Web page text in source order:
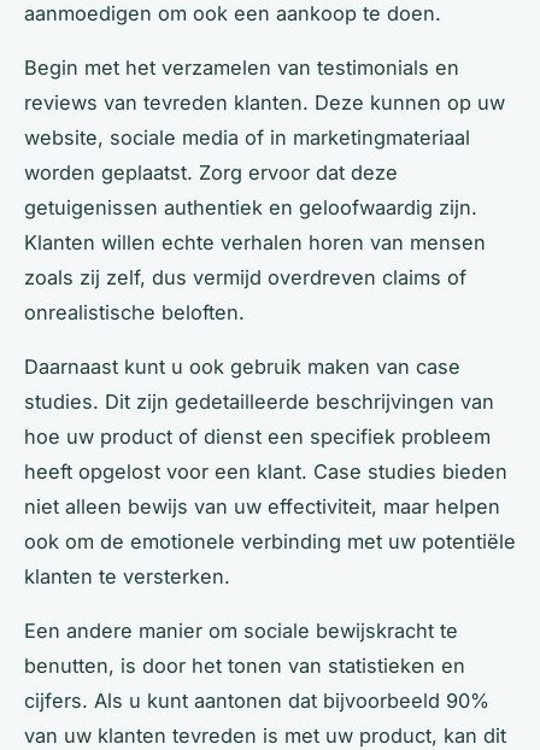
aanmoedigen om ook een aankoop te doen.
Begin met het verzamelen van testimonials en
reviews van tevreden klanten. Deze kunnen op uw
website, sociale media of in marketingmateriaal
worden geplaatst. Zorg ervoor dat deze
getuigenissen authentiek en geloofwaardig zijn.
Klanten willen echte verhalen horen van mensen
zoals zij zelf, dus vermijd overdreven claims of
onrealistische beloften.
Daarnaast kunt u ook gebruik maken van case
studies. Dit zijn gedetailleerde beschrijvingen van
hoe uw product of dienst een specifiek probleem
heeft opgelost voor een klant. Case studies bieden
niet alleen bewijs van uw effectiviteit, maar helpen
ook om de emotionele verbinding met uw potentiële
klanten te versterken.
Een andere manier om sociale bewijskracht te
benutten, is door het tonen van statistieken en
cijfers. Als u kunt aantonen dat bijvoorbeeld 90%
van uw klanten tevreden is met uw product, kan dit